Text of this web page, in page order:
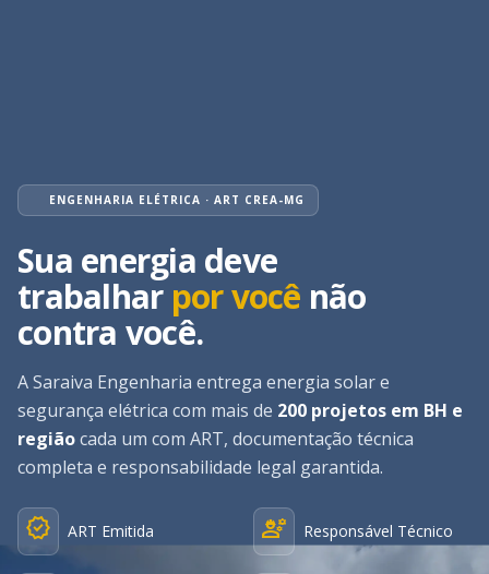
ENGENHARIA ELÉTRICA · ART CREA-MG
Sua energia deve
trabalhar por você não
contra você.
A Saraiva Engenharia entrega energia solar e
segurança elétrica com mais de 200 projetos em BH e
regiãocada um com ART, documentação técnica
completa e responsabilidade legal garantida.
verified ART Emitida engineering Responsável Técnico